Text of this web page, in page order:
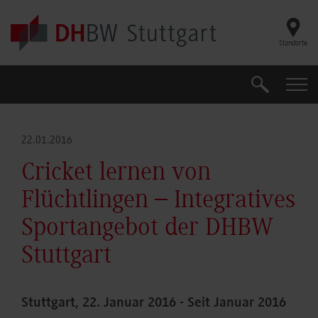
Skip to main content
Standorte
Suche
22.01.2016
Cricket lernen von
Flüchtlingen – Integratives
Sportangebot der DHBW
Stuttgart
Stuttgart, 22. Januar 2016 - Seit Januar 2016